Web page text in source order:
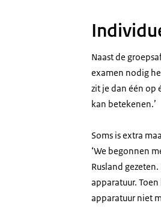
Naast de
examen nodig
zit je dan één op
kan betekenen.’
Soms is extra
‘We begonnen
Rusland
apparatuur.
apparatuur niet